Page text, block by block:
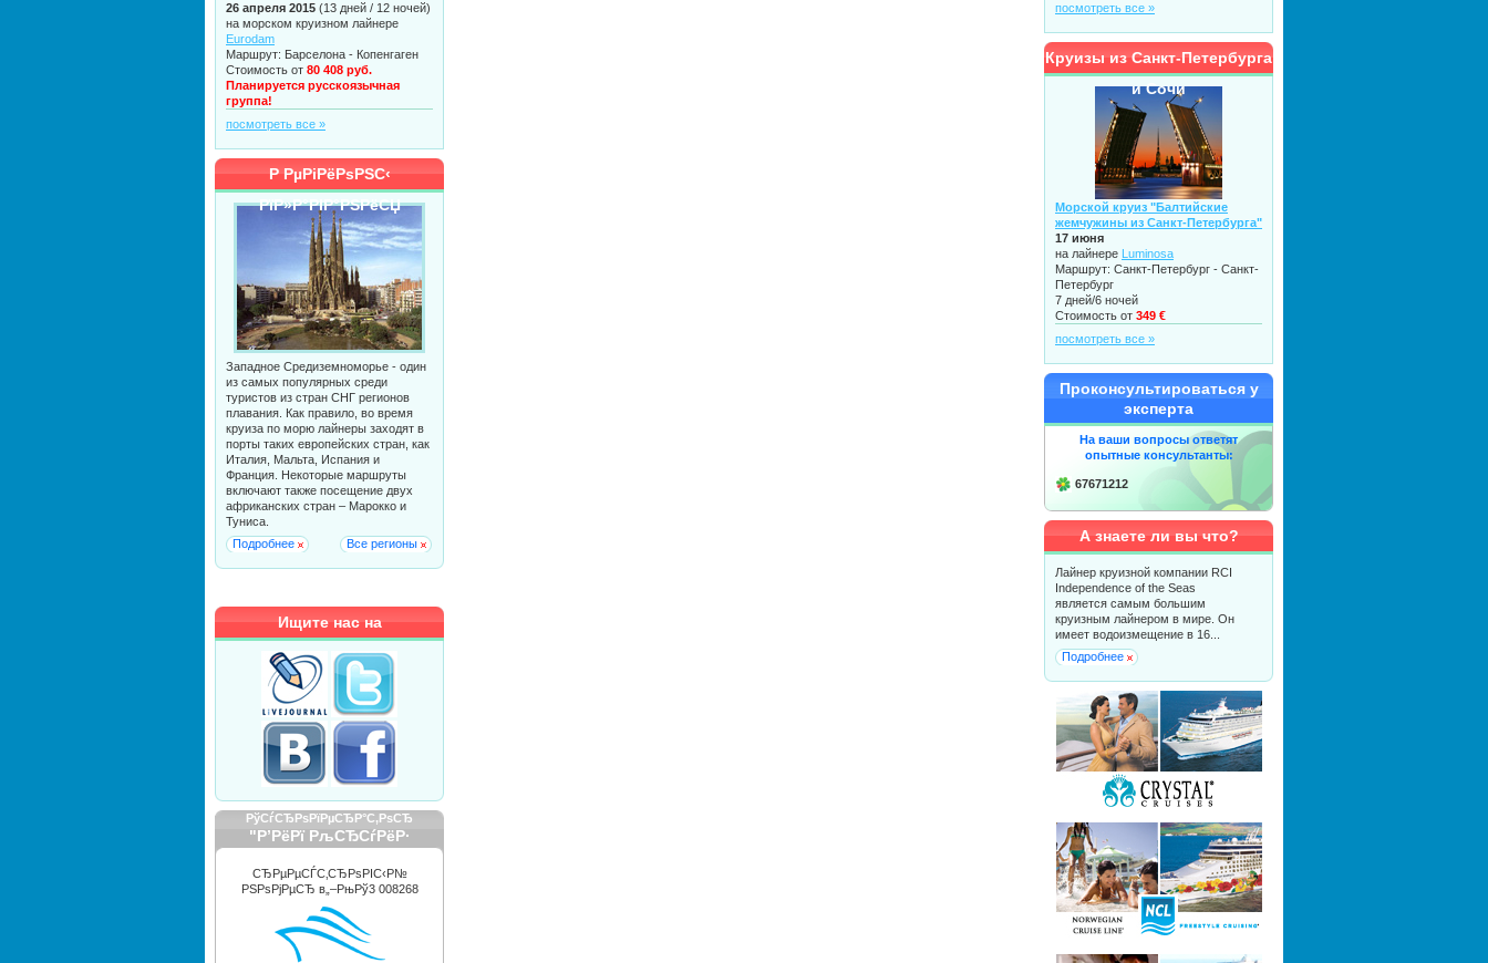
26 апреля 2015 (13 дней / 12 ночей)
на морском круизном лайнере
Eurodam
Маршрут: Барселона - Копенгаген
Стоимость от 80 408 руб.
Планируется русскоязычная
группа!
посмотреть все »
Р РµРіРёРѕРЅС‹
РїР»Р°РІР°РЅРёСЏ
Западное Средиземноморье - один
из самых популярных среди
туристов из стран СНГ регионов
плавания. Как правило, во время
круиза по морю лайнеры заходят в
порты таких европейских стран, как
Италия, Мальта, Испания и
Франция. Некоторые маршруты
включают также посещение двух
африканских стран – Марокко и
Туниса.
Подробнее
Все регионы
Ищите нас на
СЂРµРµСЃС‚СЂРѕРІС‹Р№
РЅРѕРјРµСЂ в„–РњРў3 008268
РўСѓСЂРѕРїРµСЂР°С‚РѕСЂ
"Р’РёРї РљСЂСѓРёР·
посмотреть все »
Круизы из Санкт-Петербурга
и Сочи
Морской круиз "Балтийские
жемчужины из Санкт-Петербурга"
17 июня
на лайнере Luminosa
Маршрут: Санкт-Петербург - Санкт-
Петербург
7 дней/6 ночей
Стоимость от 349 €
посмотреть все »
Проконсультироваться у
эксперта
На ваши вопросы ответят
опытные консультанты:
67671212
А знаете ли вы что?
Лайнер круизной компании RCI
Independence of the Seas
является самым большим
круизным лайнером в мире. Он
имеет водоизмещение в 16...
Подробнее